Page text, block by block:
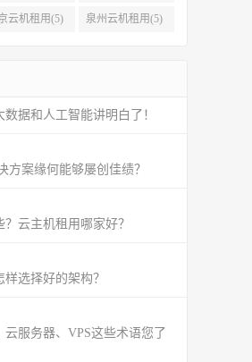
云机租用(5) 泉州云机租用(5)
据和人工智能讲明白了！
方案缘何能够屡创佳绩？
云主机租用哪家好？
选择好的架构？
服务器、VPS这些术语您了